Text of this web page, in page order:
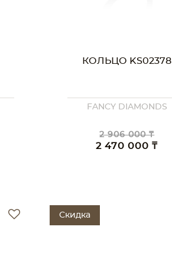
КОЛЬЦО KS02378
FANCY DIAMONDS
2 906 000 ₸
2 470 000 ₸
Скидка